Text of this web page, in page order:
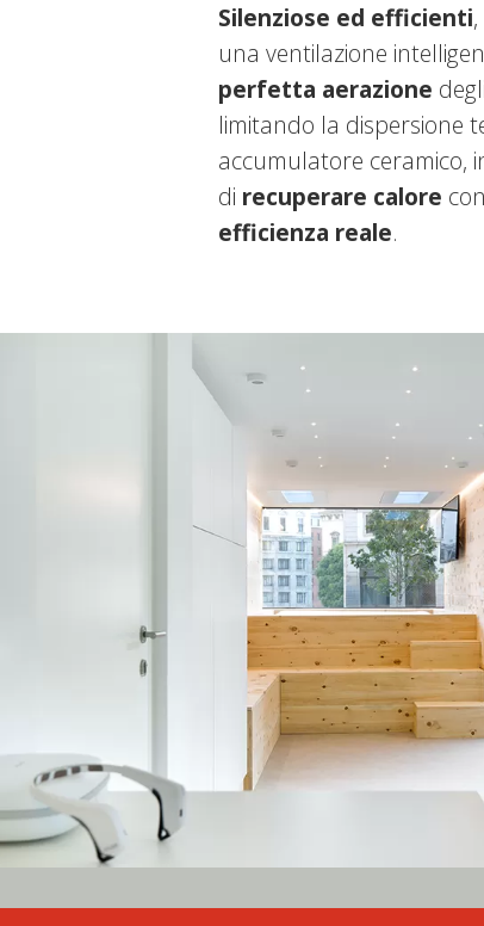
Silenziose ed efficienti
una ventilazione
perfetta aerazione
limitando la dispersione
accumulatore ceramico,
di recuperare calore con
efficienza reale.